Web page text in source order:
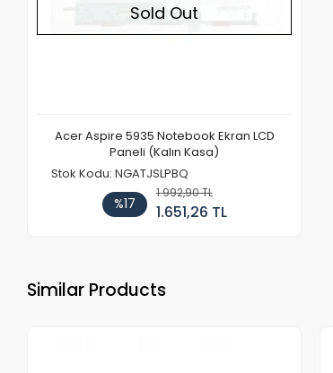
Sold Out
Acer Aspire 5935 Notebook Ekran LCD
Paneli (Kalın Kasa)
Stok Kodu: NGATJSLPBQ
%17
1.992,90 TL
1.651,26 TL
Similar Products